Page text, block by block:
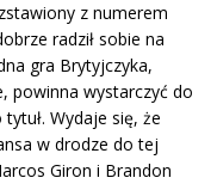
z numerem
radził sobie na
gra Brytyjczyka,
powinna wystarczyć do
Wydaje się, że
w drodze do tej
Giron i Brandon